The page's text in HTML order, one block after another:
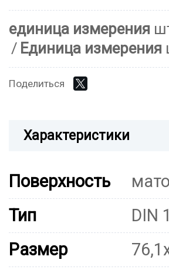
единица измерения
Единица измерения
Поделиться
Характеристики
Поверхность
Тип
DIN
Размер